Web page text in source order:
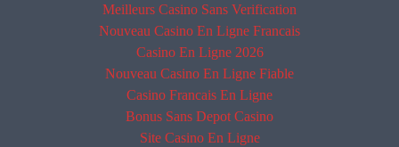
Meilleurs Casino Sans Verification
Nouveau Casino En Ligne Francais
Casino En Ligne 2026
Nouveau Casino En Ligne Fiable
Casino Francais En Ligne
Bonus Sans Depot Casino
Site Casino En Ligne